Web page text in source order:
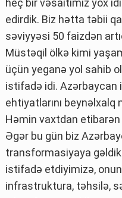
heç bir vəsaitimiz yox
edirdik. Biz hətta təbii
səviyyəsi 50 faizdən
Müstəqil ölkə kimi
üçün yeganə yol sahib
istifadə idi. Azərbaycan
ehtiyatlarını
Həmin vaxtdan
Əgər bu gün biz
transformasiyaya
istifadə etdiyimizə,
infrastruktura, təhsilə,